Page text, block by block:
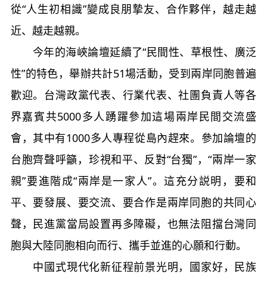
從“人生初相識”變成良朋摯友、合作夥伴，越走越
近、越走越親。
今年的海峽論壇延續了“民間性、草根性、廣泛
性”的特色，舉辦共計51場活動，受到兩岸同胞普遍
歡迎。台灣政黨代表、行業代表、社團負責人等各
界嘉賓共5000多人踴躍參加這場兩岸民間交流盛
會，其中有1000多人專程從島內趕來。參加論壇的
台胞齊聲呼籲，珍視和平、反對“台獨”，“兩岸一家
親”要進階成“兩岸是一家人”。這充分説明，要和
平、要發展、要交流、要合作是兩岸同胞的共同心
聲，民進黨當局設置再多障礙，也無法阻擋台灣同
胞與大陸同胞相向而行、攜手並進的心願和行動。
中國式現代化新征程前景光明，國家好，民族